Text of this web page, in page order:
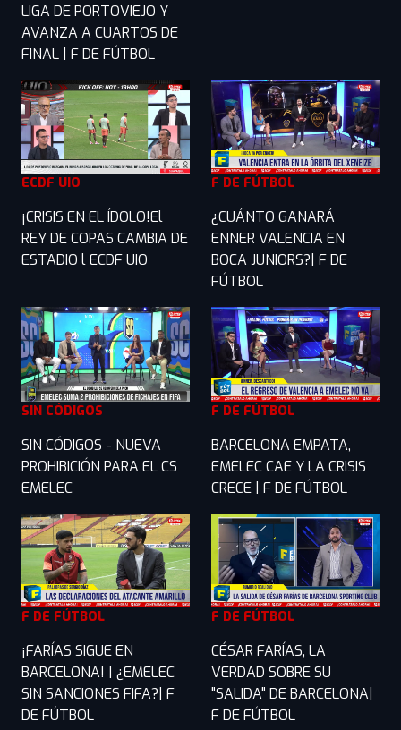
LIGA DE PORTOVIEJO Y
AVANZA A CUARTOS DE
FINAL | F DE FÚTBOL
ECDF UIO
¡CRISIS EN EL ÍDOLO!El
REY DE COPAS CAMBIA DE
ESTADIO l ECDF UIO
F DE FÚTBOL
¿CUÁNTO GANARÁ
ENNER VALENCIA EN
BOCA JUNIORS?| F DE
FÚTBOL
SIN CÓDIGOS
SIN CÓDIGOS - NUEVA
PROHIBICIÓN PARA EL CS
EMELEC
F DE FÚTBOL
BARCELONA EMPATA,
EMELEC CAE Y LA CRISIS
CRECE | F DE FÚTBOL
F DE FÚTBOL
¡FARÍAS SIGUE EN
BARCELONA! | ¿EMELEC
SIN SANCIONES FIFA?| F
DE FÚTBOL
F DE FÚTBOL
CÉSAR FARÍAS, LA
VERDAD SOBRE SU
"SALIDA" DE BARCELONA|
F DE FÚTBOL